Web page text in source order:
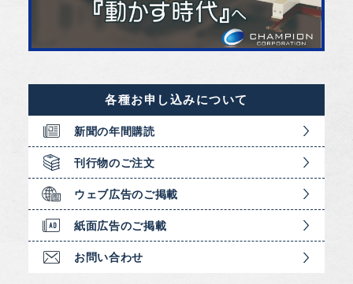
各種お申し込みについて
新聞の年間購読
刊行物のご注文
ウェブ広告のご掲載
紙面広告のご掲載
お問い合わせ